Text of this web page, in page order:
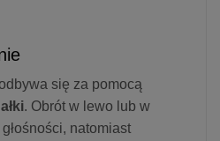
się za pomocą
. Obrót w lewo lub w
natomiast